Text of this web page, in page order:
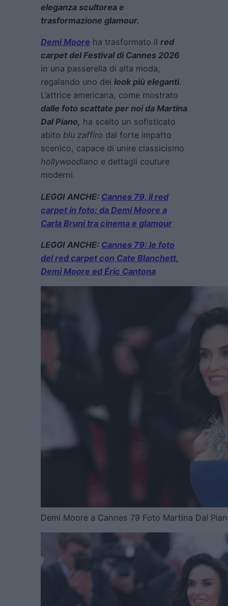
eleganza scultorea e
trasformazione glamour.
Demi Moore ha trasformato il red
carpet del Festival di Cannes 2026
in una passerella di alta moda,
regalando uno dei look più eleganti.
L’attrice americana, come mostrato
dalle foto scattate per noi da Martina
Dal Piano, ha scelto un sofisticato
abito blu zaffiro dal forte impatto
scenico, capace di unire classicismo
hollywoodiano e dettagli couture
moderni.
LEGGI ANCHE: Cannes 79, il red
carpet in foto: da Demi Moore a
Carla Bruni tra cinema e glamour
LEGGI ANCHE: Cannes 79: le foto
del red carpet con Cate Blanchett,
Demi Moore ed Éric Cantona
Demi Moore a Cannes 79 Foto Martina Dal